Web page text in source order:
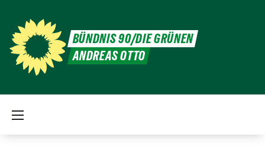
BÜNDNIS 90/DIE GRÜNEN
ANDREAS OTTO